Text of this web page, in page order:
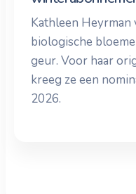
Kathleen
biologische
geur. Voor haar
kreeg ze een
2026.